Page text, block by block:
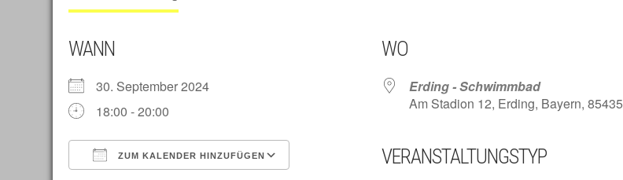
WANN
30. September 2024
18:00 - 20:00
ZUM KALENDER HINZUFÜGEN
WO
Erding - Schwimmbad
Am Stadion 12, Erding, Bayern, 85435
VERANSTALTUNGSTYP